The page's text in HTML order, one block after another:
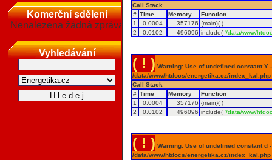
Komerční sdělení
Nenalezena žádná zpráva
Vyhledávání
Call Stack
# Time Memory
Function
1
0.0004 357176 {main}( )
2
0.0102 496096 include('/data/www/
( ! ) Warning: Use of undefined constant
/data/www/htdocs/energetika.cz/
Call Stack
# Time Memory
Function
1
0.0004 357176 {main}( )
2
0.0102 496096 include('/data/www/
( ! ) Warning: Use of undefined constant
/data/www/htdocs/energetika.cz/